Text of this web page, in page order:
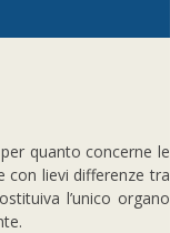
quanto concerne le
con lievi differenze tra
l’unico organo